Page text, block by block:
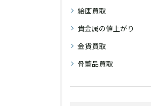
絵画買取
貴金属の値上がり
金貨買取
骨董品買取